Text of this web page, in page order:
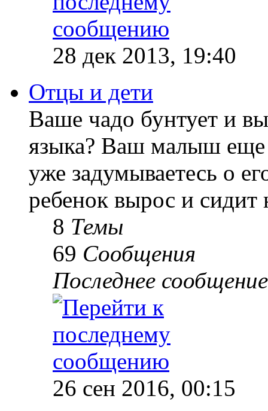
28 дек 2013, 19:40
Отцы и дети
Ваше чадо бунтует и
языка? Ваш малыш еще
уже задумываетесь о
ребенок вырос и сидит
8 Темы
69 Сообщения
Последнее сообщение
26 сен 2016, 00:15